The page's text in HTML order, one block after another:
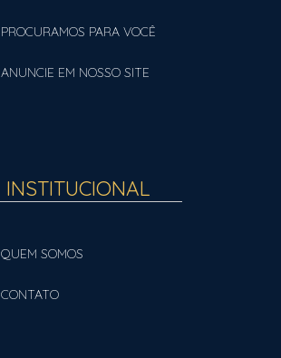
PROCURAMOS PARA VOCÊ
ANUNCIE EM NOSSO SITE
INSTITUCIONAL
QUEM SOMOS
CONTATO